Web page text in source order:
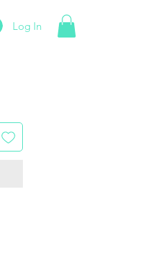
Log In